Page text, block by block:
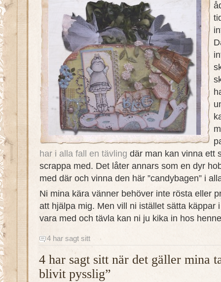
har i alla fall en tävling där man kan vinna ett
scrappa med. Det låter annars som en dyr
med där och vinna den här ”candybagen” i
Ni mina kära vänner behöver inte rösta eller
att hjälpa mig. Men vill ni istället sätta käppar
vara med och tävla kan ni ju kika in hos
4 har sagt sitt
4 har sagt sitt när det gäller mina
blivit pysslig”